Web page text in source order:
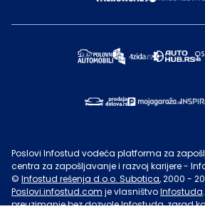
Poslovi Infostud vodeća platforma za
centra za zapošljavanje i razvoj karijere -
© Infostud rešenja d.o.o. Subotica, 2000 -
Poslovi.infostud.com je vlasništvoInfostuda
preuzimanje bez dozvoleInfostuda, zarad